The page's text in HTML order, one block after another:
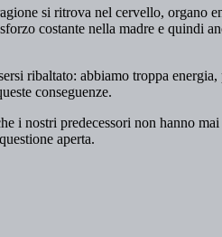
si ritrova nel cervello, organo
costante nella madre e quindi
ribaltato: abbiamo troppa
conseguenze.
nostri predecessori non hanno
aperta.